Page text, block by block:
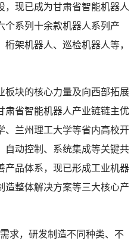
，现已成为甘肃省智能机器人
个系列十余款机器人系列产
架机器人、巡检机器人等，
板块的核心力量及向西部拓展
肃省智能机器人产业链链主优
、兰州理工大学等省内高校开
自动控制、系统集成等关键共
产品体系，现已形成工业机器
造整体解决方案等三大核心产
求，研发制造不同种类、不